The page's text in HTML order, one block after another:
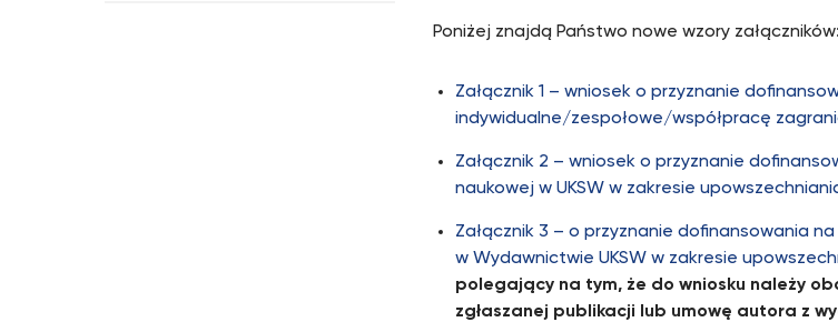
Poniżej znajdą Państwo nowe wzory załączników:
Załącznik 1 – wniosek o przyznanie
indywidualne/zespołowe/współpracę
Załącznik 2 – wniosek o przyznanie
naukowej w UKSW w zakresie
Załącznik 3 – o przyznanie dofinansowania
w Wydawnictwie UKSW w zakresie
polegający na tym, że do wniosku należy
zgłaszanej publikacji lub umowę autora z